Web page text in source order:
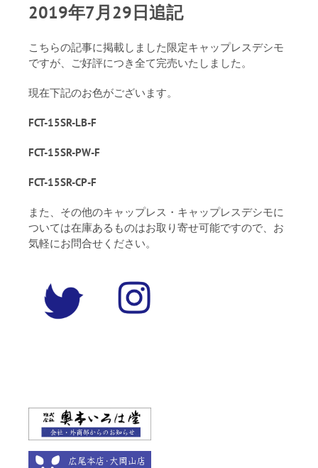
2019年7月29日追記
こちらの記事に掲載しました限定キャップレスデシモ
ですが、ご好評につき全て完売いたしました。
現在下記のお色がございます。
FCT-15SR-LB-F
FCT-15SR-PW-F
FCT-15SR-CP-F
また、その他のキャップレス・キャップレスデシモに
ついては在庫あるものはお取り寄せ可能ですので、お
気軽にお問合せください。